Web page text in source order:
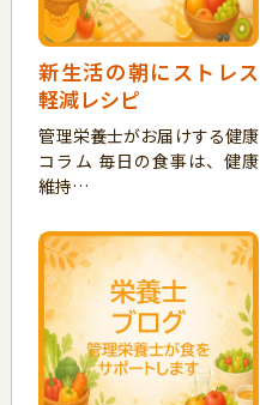
新生活の朝にストレス
軽減レシピ
管理栄養士がお届けする健康
コラム 毎日の食事は、健康
維持…